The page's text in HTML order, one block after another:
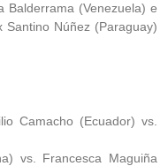
Balderrama (Venezuela) e
Santino Núñez (Paraguay)
Camacho (Ecuador) vs.
vs. Francesca Maguiña